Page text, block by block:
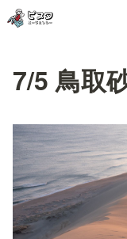
7/5 鳥取